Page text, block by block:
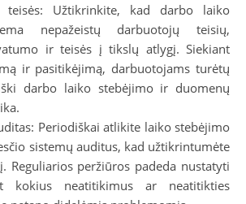
teisės: Užtikrinkite, kad darbo laiko
nepažeistų darbuotojų teisių,
ir teisės į tikslų atlygį. Siekiant
ir pasitikėjimą, darbuotojams turėtų
darbo laiko stebėjimo ir duomenų
Periodiškai atlikite laiko stebėjimo
sistemų auditus, kad užtikrintumėte
Reguliarios peržiūros padeda nustatyti
kokius neatitikimus ar neatitikties